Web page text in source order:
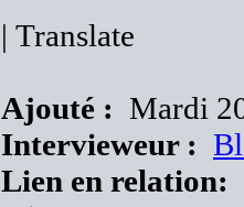
| Translate
Ajouté : Mardi
Intervieweur :
Lien en relation: